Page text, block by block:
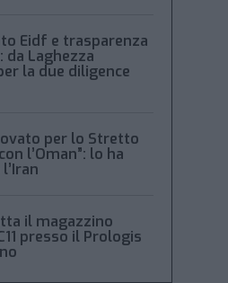
Eidf e trasparenza
da Laghezza
la due diligence
per lo Stretto
l’Oman”: lo ha
il magazzino
presso il Prologis